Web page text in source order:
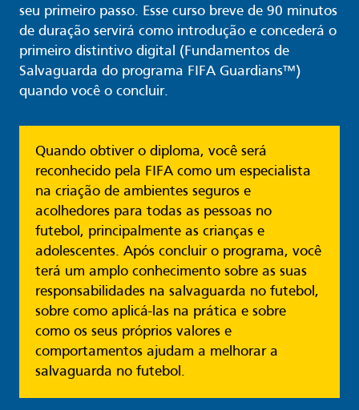
seu primeiro passo. Esse curso breve de 90 minutos
de duração servirá como introdução e concederá o
primeiro distintivo digital (Fundamentos de
Salvaguarda do programa FIFA Guardians™)
quando você o concluir.
Quando obtiver o diploma, você será
reconhecido pela FIFA como um especialista
na criação de ambientes seguros e
acolhedores para todas as pessoas no
futebol, principalmente as crianças e
adolescentes. Após concluir o programa, você
terá um amplo conhecimento sobre as suas
responsabilidades na salvaguarda no futebol,
sobre como aplicá-las na prática e sobre
como os seus próprios valores e
comportamentos ajudam a melhorar a
salvaguarda no futebol.